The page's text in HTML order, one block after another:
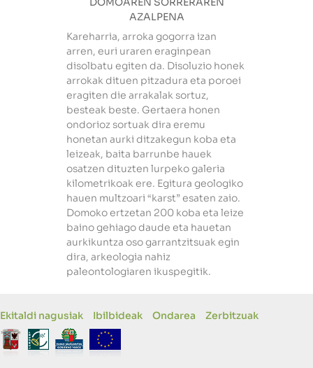
AZALPENA
Kareharria, arroka gogorra izan
arren, euri uraren eraginpean
disolbatu egiten da. Disoluzio honek
arrokak dituen pitzadura eta poroei
eragiten die arrakalak sortuz,
besteak beste. Gertaera honen
ondorioz sortuak dira eremu
honetan aurki ditzakegun koba eta
leizeak, baita barrunbe hauek
osatzen dituzten lurpeko galeria
kilometrikoak ere. Egitura geologiko
hauen multzoari “karst” esaten zaio.
Domoko ertzetan 200 koba eta leize
baino gehiago daude eta hauetan
aurkikuntza oso garrantzitsuak egin
dira, arkeologia nahiz
paleontologiaren ikuspegitik.
Ekitaldi nagusiak Ibilbideak Ondarea Zerbitzuak